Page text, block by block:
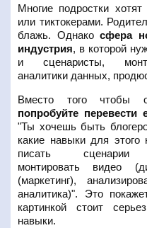
Многие подростки
или тиктокерами.
блажь. Однакосфера
индустрия, в которой
и сценаристы,
аналитики данных,
Вместо того чтобы
попробуйте перевести
"Ты хочешь быть
какие навыки для
писать сценарии
монтировать видео
(маркетинг),
аналитика)". Это
картинкой стоит
навыки.